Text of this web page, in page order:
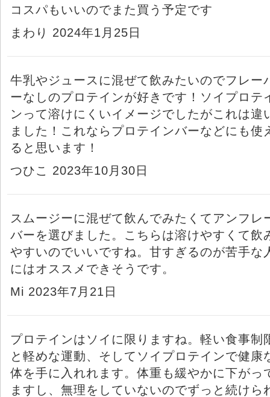
コスパもいいのでまた買う予定です
まわり 2024年1月25日
牛乳やジュースに混ぜて飲みたいのでフレー
ーなしのプロテインが好きです！ソイプロテ
ンって溶けにくいイメージでしたがこれは違
ました！これならプロテインバーなどにも使
ると思います！
つひこ 2023年10月30日
スムージーに混ぜて飲んでみたくてアンフレ
バーを選びました。こちらは溶けやすくて飲
やすいのでいいですね。甘すぎるのが苦手な
にはオススメできそうです。
Mi 2023年7月21日
プロテインはソイに限りますね。軽い食事制
と軽めな運動、そしてソイプロテインで健康
体を手に入れれます。体重も緩やかに下がっ
ますし、無理をしていないのでずっと続けら